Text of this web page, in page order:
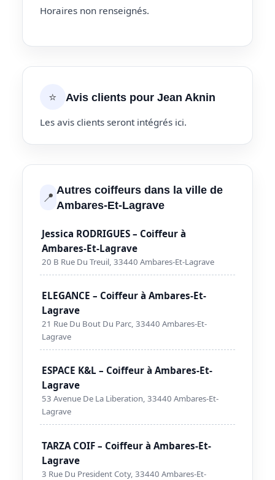
Horaires non renseignés.
⭐ Avis clients pour Jean Aknin
Les avis clients seront intégrés ici.
📍 Autres coiffeurs dans la ville de
Ambares-Et-Lagrave
Jessica RODRIGUES – Coiffeur à
Ambares-Et-Lagrave
20 B Rue Du Treuil, 33440 Ambares-Et-Lagrave
ELEGANCE – Coiffeur à Ambares-Et-
Lagrave
21 Rue Du Bout Du Parc, 33440 Ambares-Et-
Lagrave
ESPACE K&L – Coiffeur à Ambares-Et-
Lagrave
53 Avenue De La Liberation, 33440 Ambares-Et-
Lagrave
TARZA COIF – Coiffeur à Ambares-Et-
Lagrave
3 Rue Du President Coty, 33440 Ambares-Et-